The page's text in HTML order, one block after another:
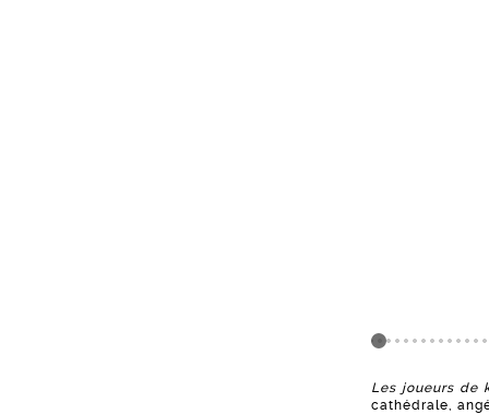
Les joueurs de
cathédrale,